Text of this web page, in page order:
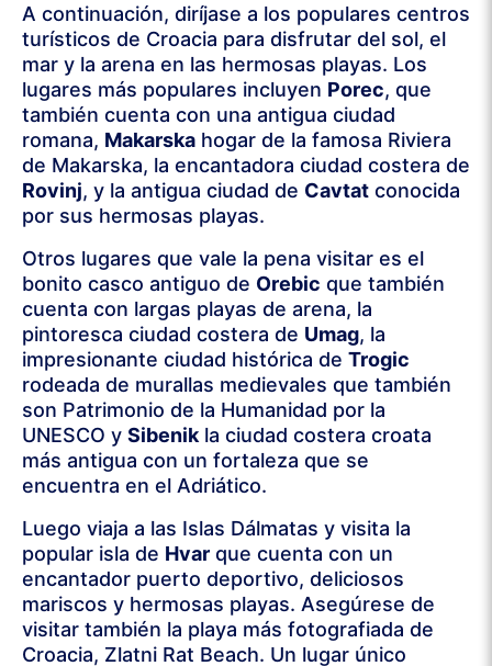
A continuación, diríjase a los populares centros
turísticos de Croacia para disfrutar del sol, el
mar y la arena en las hermosas playas. Los
lugares más populares incluyen Porec, que
también cuenta con una antigua ciudad
romana, Makarska hogar de la famosa Riviera
de Makarska, la encantadora ciudad costera de
Rovinj, y la antigua ciudad de Cavtat conocida
por sus hermosas playas.
Otros lugares que vale la pena visitar es el
bonito casco antiguo de Orebic que también
cuenta con largas playas de arena, la
pintoresca ciudad costera de Umag, la
impresionante ciudad histórica de Trogic
rodeada de murallas medievales que también
son Patrimonio de la Humanidad por la
UNESCO y Sibenik la ciudad costera croata
más antigua con un fortaleza que se
encuentra en el Adriático.
Luego viaja a las Islas Dálmatas y visita la
popular isla de Hvar que cuenta con un
encantador puerto deportivo, deliciosos
mariscos y hermosas playas. Asegúrese de
visitar también la playa más fotografiada de
Croacia, Zlatni Rat Beach. Un lugar único